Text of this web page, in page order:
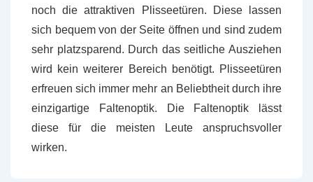
noch die attraktiven Plisseetüren. Diese lassen
sich bequem von der Seite öffnen und sind zudem
sehr platzsparend. Durch das seitliche Ausziehen
wird kein weiterer Bereich benötigt. Plisseetüren
erfreuen sich immer mehr an Beliebtheit durch ihre
einzigartige Faltenoptik. Die Faltenoptik lässt
diese für die meisten Leute anspruchsvoller
wirken.